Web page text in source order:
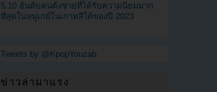
5.10 อันดับคนดังชายที่ได้รับความนิยมมาก
ที่สุดในหมู่เกย์ในเกาหลีใต้ของปี 2023
Tweets by @KpopYouzab
ข่าวล่ามาแรง